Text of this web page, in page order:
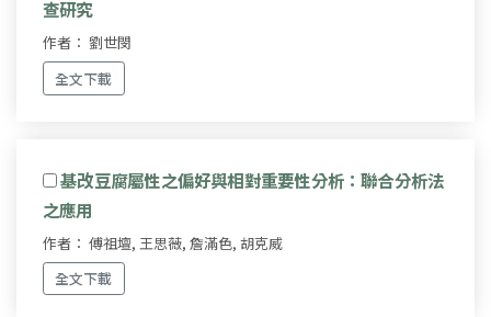
查研究
作者： 劉世閔
全文下載
基改豆腐屬性之偏好與相對重要性分析：聯合分析法
之應用
作者： 傅祖壇, 王思薇, 詹滿色, 胡克威
全文下載